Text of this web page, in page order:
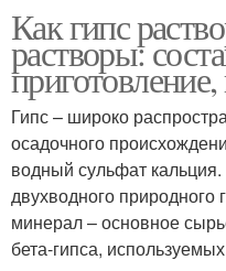
Как гипс
растворы:
Гипс – широко
осадочного
водный сульфат
двухводного природного
минерал – основное
бета-гипса,